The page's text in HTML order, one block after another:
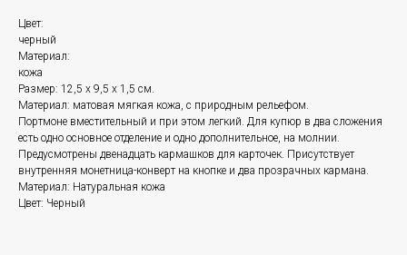
Цвет:
черный
Материал:
кожа
Размер: 12,5 х 9,5 х 1,5 см.
Материал: матовая мягкая кожа, с природным рельефом.
Портмоне вместительный и при этом легкий. Для купюр в два сложения
есть одно основное отделение и одно дополнительное, на молнии.
Предусмотрены двенадцать кармашков для карточек. Присутствует
внутренняя монетница-конверт на кнопке и два прозрачных кармана.
Материал: Натуральная кожа
Цвет: Черный